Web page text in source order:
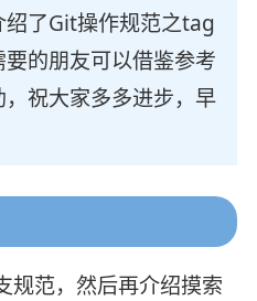
了Git操作规范之tag
的朋友可以借鉴参考
祝大家多多进步，早
规范，然后再介绍摸索